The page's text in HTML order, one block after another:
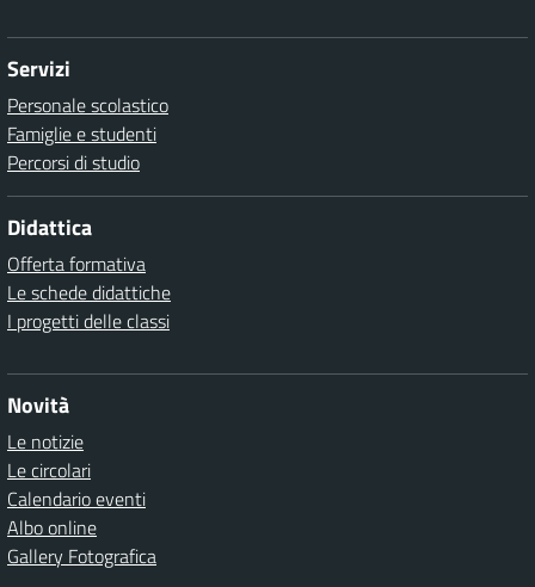
Servizi
Personale scolastico
Famiglie e studenti
Percorsi di studio
Didattica
Offerta formativa
Le schede didattiche
I progetti delle classi
Novità
Le notizie
Le circolari
Calendario eventi
Albo online
Gallery Fotografica